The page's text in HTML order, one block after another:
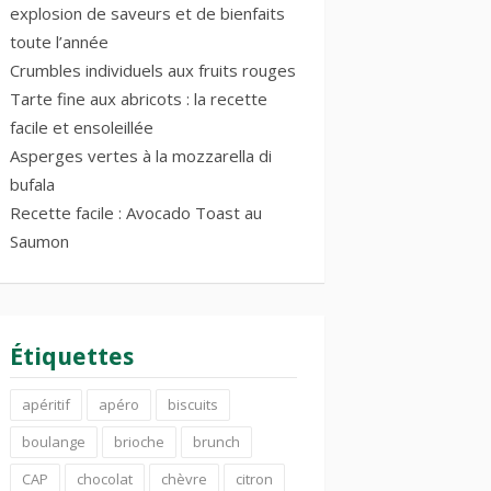
explosion de saveurs et de bienfaits
toute l’année
Crumbles individuels aux fruits rouges
Tarte fine aux abricots : la recette
facile et ensoleillée
Asperges vertes à la mozzarella di
bufala
Recette facile : Avocado Toast au
Saumon
Étiquettes
apéritif apéro
biscuits
boulange
brioche
brunch
CAP
chocolat chèvre citron